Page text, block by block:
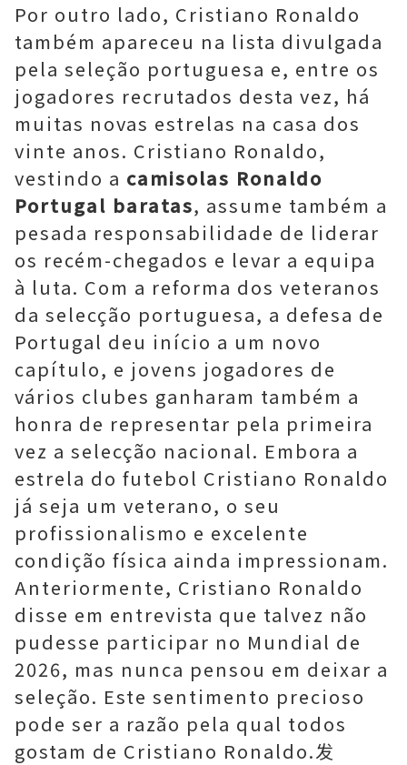
Por outro lado, Cristiano Ronaldo
também apareceu na lista divulgada
pela seleção portuguesa e, entre os
jogadores recrutados desta vez, há
muitas novas estrelas na casa dos
vinte anos. Cristiano Ronaldo,
vestindo a camisolas Ronaldo
Portugal baratas, assume também a
pesada responsabilidade de liderar
os recém-chegados e levar a equipa
à luta. Com a reforma dos veteranos
da selecção portuguesa, a defesa de
Portugal deu início a um novo
capítulo, e jovens jogadores de
vários clubes ganharam também a
honra de representar pela primeira
vez a selecção nacional. Embora a
estrela do futebol Cristiano Ronaldo
já seja um veterano, o seu
profissionalismo e excelente
condição física ainda impressionam.
Anteriormente, Cristiano Ronaldo
disse em entrevista que talvez não
pudesse participar no Mundial de
2026, mas nunca pensou em deixar a
seleção. Este sentimento precioso
pode ser a razão pela qual todos
gostam de Cristiano Ronaldo.发